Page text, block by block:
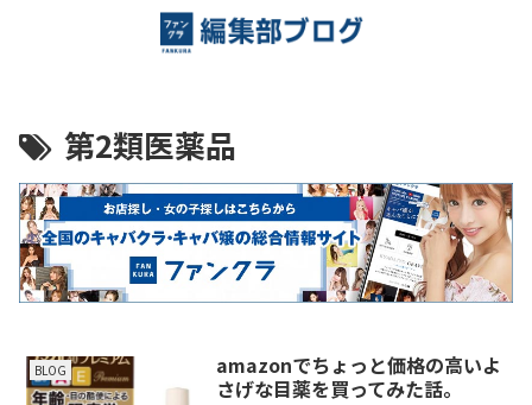
第2類医薬品
BLOG
amazonでちょっと価格の高いよ
さげな目薬を買ってみた話。